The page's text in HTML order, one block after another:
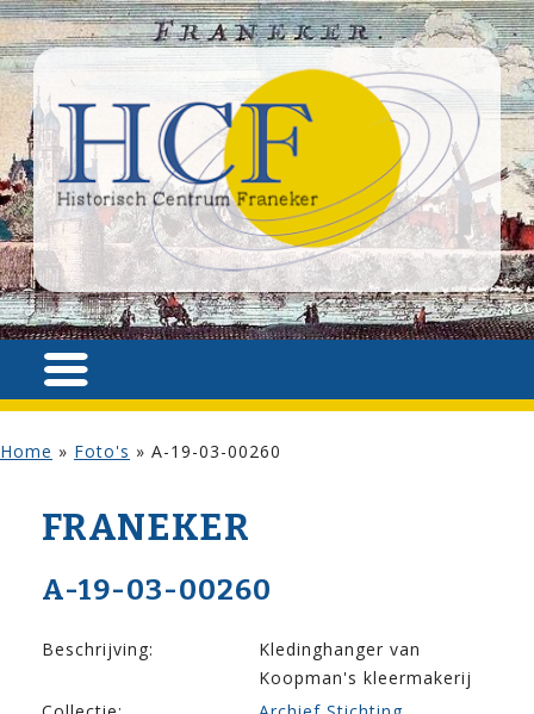
Home » Foto's » A-19-03-00260
FRANEKER
A-19-03-00260
Beschrijving:
Kledinghanger van
Koopman's kleermakerij